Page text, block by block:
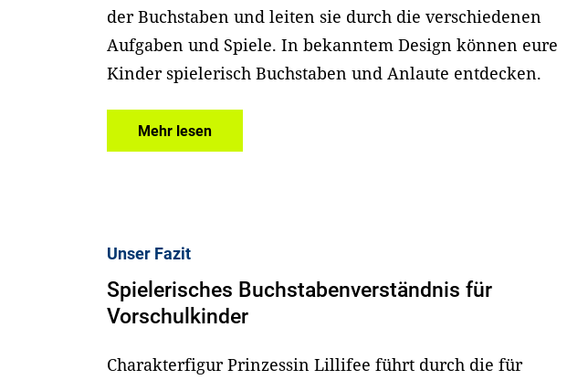
der Buchstaben und leiten sie durch die verschiedenen
Aufgaben und Spiele. In bekanntem Design können eure
Kinder spielerisch Buchstaben und Anlaute entdecken.
Mehr lesen
Unser Fazit
Spielerisches Buchstabenverständnis für
Vorschulkinder
Charakterfigur Prinzessin Lillifee führt durch die für